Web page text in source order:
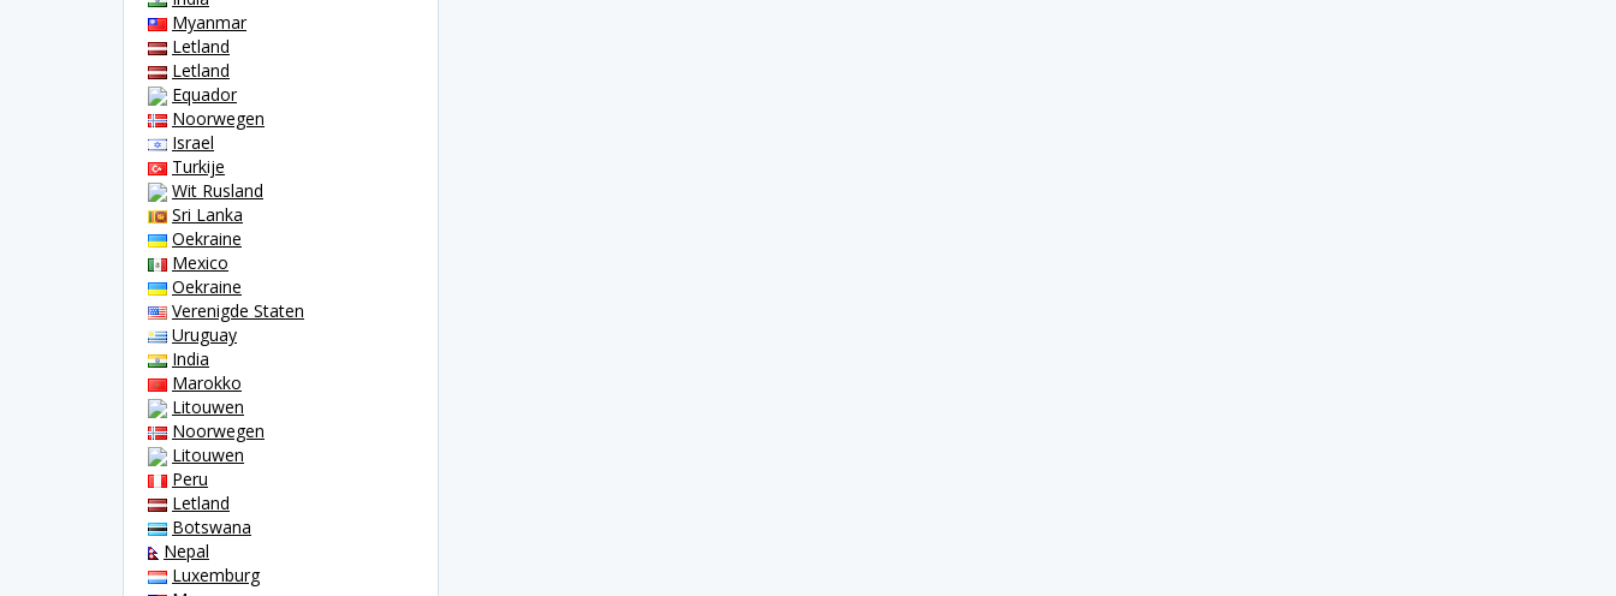
Myanmar
Letland
Letland
Equador
Noorwegen
Israel
Turkije
Wit Rusland
Sri Lanka
Oekraine
Mexico
Oekraine
Verenigde Staten
Uruguay
India
Marokko
Litouwen
Noorwegen
Litouwen
Peru
Letland
Botswana
Nepal
Luxemburg